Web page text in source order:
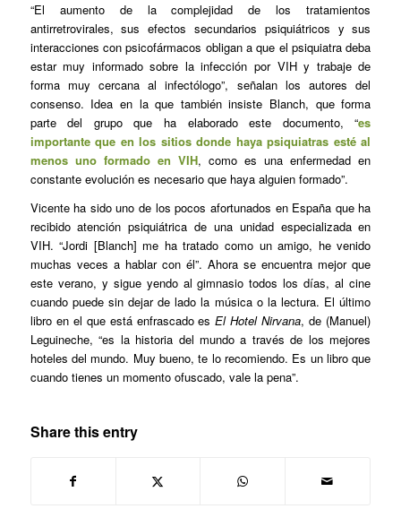
“El aumento de la complejidad de los tratamientos
antirretrovirales, sus efectos secundarios psiquiátricos y sus
interacciones con psicofármacos obligan a que el psiquiatra deba
estar muy informado sobre la infección por VIH y trabaje de
forma muy cercana al infectólogo”, señalan los autores del
consenso. Idea en la que también insiste Blanch, que forma
parte del grupo que ha elaborado este documento, “es
importante que en los sitios donde haya psiquiatras esté al
menos uno formado en VIH, como es una enfermedad en
constante evolución es necesario que haya alguien formado”.
Vicente ha sido uno de los pocos afortunados en España que ha
recibido atención psiquiátrica de una unidad especializada en
VIH. “Jordi [Blanch] me ha tratado como un amigo, he venido
muchas veces a hablar con él”. Ahora se encuentra mejor que
este verano, y sigue yendo al gimnasio todos los días, al cine
cuando puede sin dejar de lado la música o la lectura. El último
libro en el que está enfrascado esEl Hotel Nirvana, de (Manuel)
Leguineche, “es la historia del mundo a través de los mejores
hoteles del mundo. Muy bueno, te lo recomiendo. Es un libro que
cuando tienes un momento ofuscado, vale la pena”.
Share this entry